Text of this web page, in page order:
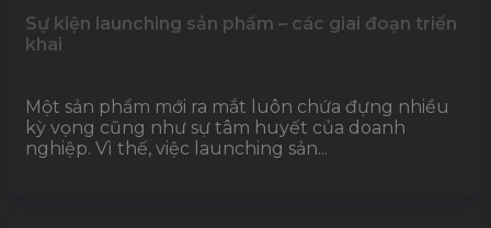
Sự kiện launching sản phẩm – các giai đoạn triển
khai
Một sản phẩm mới ra mắt luôn chứa đựng nhiều
kỳ vọng cũng như sự tâm huyết của doanh
nghiệp. Vì thế, việc launching sản...